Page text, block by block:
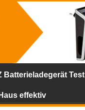
Batterieladegerät Test
effektiv